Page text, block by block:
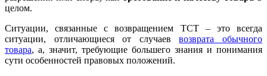
целом.
Ситуации, связанные с возвращением ТСТ – это всегда
ситуации, отличающиеся от случаеввозврата обычного
товара, а, значит, требующие большего знания и понимания
сути особенностей правовых положений.